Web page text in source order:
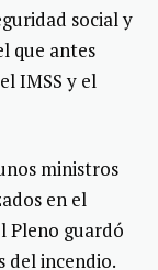
social y
que antes
IMSS y el
ministros
en el
Pleno guardó
del incendio.